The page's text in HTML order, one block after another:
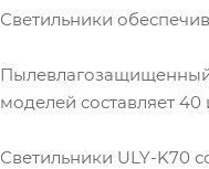
Светильники
Пылевлагозащищенный
моделей составляет 40
Светильники ULY-K70